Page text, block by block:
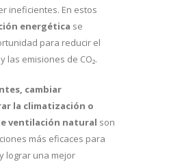
ineficientes. En estos
energética se
para reducir el
las emisiones de CO₂.
cambiar
la climatización o
ventilación natural son
más eficaces para
lograr una mejor